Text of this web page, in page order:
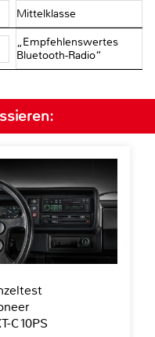
Mittelklasse
„Empfehlenswertes
Bluetooth-Radio“
C10PS